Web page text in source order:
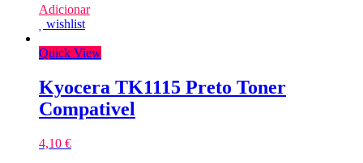
Adicionar
wishlist
Quick View
Kyocera TK1115 Preto Toner
Compativel
4,10 €